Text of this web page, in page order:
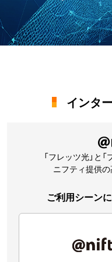
インタ
「フレッツ光」と
ニフティ提供
ご利用シーン